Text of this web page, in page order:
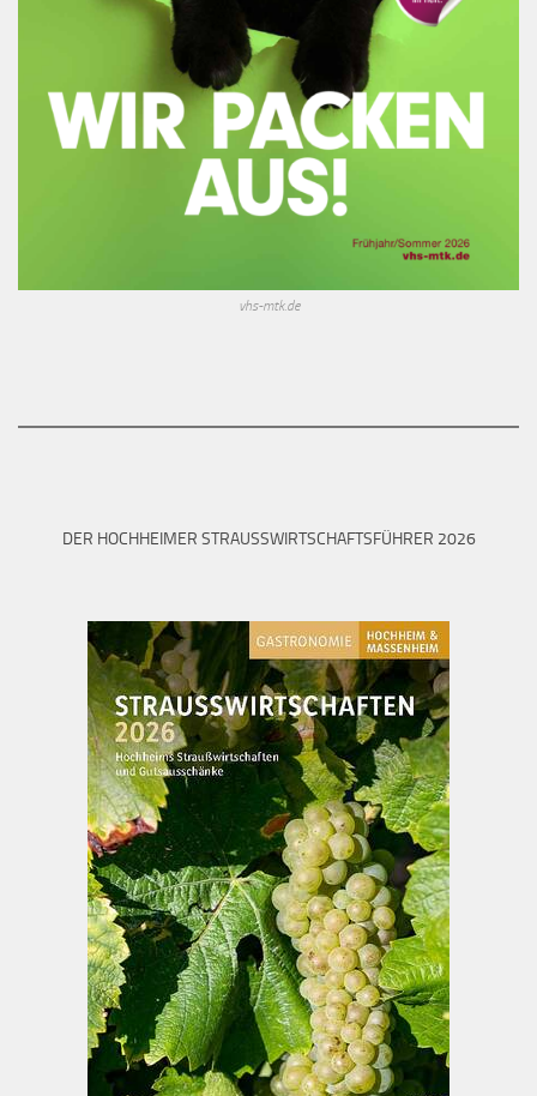
vhs-mtk.de
DER HOCHHEIMER STRAUSSWIRTSCHAFTSFÜHRER 2026